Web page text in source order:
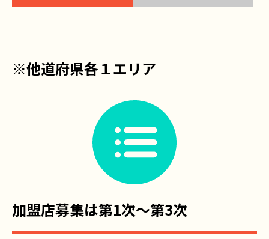
※他道府県各１エリア
加盟店募集は第1次〜第3次